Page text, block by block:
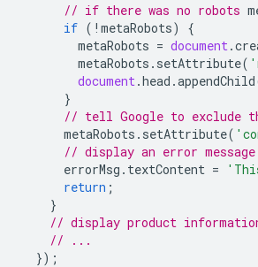
// if there was no robots
if ( ! metaRobots)
{
metaRobots = document.
metaRobots . setAttribute(
document.head .appendChild
}
// tell Google to exclude
metaRobots . setAttribute(
// display an error
errorMsg . textContent =
return ;
}
// display product
// ...
});